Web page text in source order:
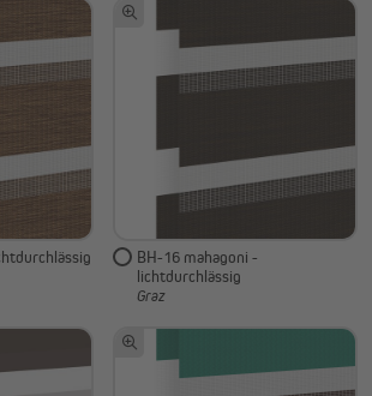
BH-16 mahagoni -
lichtdurchlässig
Graz